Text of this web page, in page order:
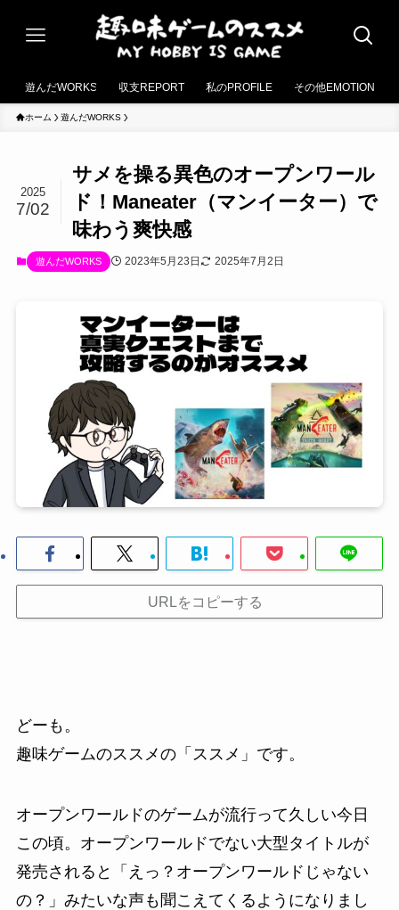
遊んだWORKS 収支REPORT 私のPROFILE その他EMOTION
ホーム 遊んだWORKS
サメを操る異色のオープンワール
ド！Maneater（マンイーター）で
味わう爽快感
2025
7/02
遊んだWORKS 2023年5月23日 2025年7月2日
URLをコピーする
どーも。
趣味ゲームのススメの「ススメ」です。
オープンワールドのゲームが流行って久しい今日
この頃。オープンワールドでない大型タイトルが
発売されると
「えっ？オープンワールドじゃない
の？」 みたいな声も聞こえてくるようになりまし